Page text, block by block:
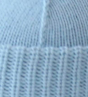
шапки “Winter hat”
600 pуб.
300 pуб.